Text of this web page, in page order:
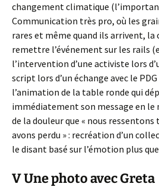
changement climatique
Communication très pro, où les
rares et même quand ils arrivent, la
remettre l’événement sur les rails
l’intervention d’une activiste lors
script lors d’un échange avec le
l’animation de la table ronde qui
immédiatement son message en
de la douleur que « nous ressentons
avons perdu » : recréation d’un
le disant basé sur l’émotion plus
V Une photo avec Greta